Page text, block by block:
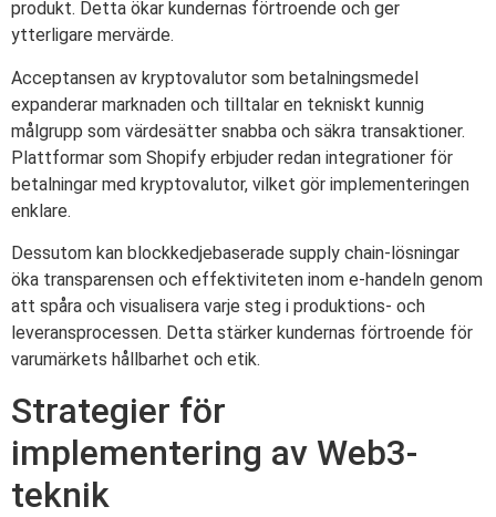
produkt. Detta ökar kundernas förtroende och ger
ytterligare mervärde.
Acceptansen av kryptovalutor som betalningsmedel
expanderar marknaden och tilltalar en tekniskt kunnig
målgrupp som värdesätter snabba och säkra transaktioner.
Plattformar som Shopify erbjuder redan integrationer för
betalningar med kryptovalutor, vilket gör implementeringen
enklare.
Dessutom kan blockkedjebaserade supply chain-lösningar
öka transparensen och effektiviteten inom e-handeln genom
att spåra och visualisera varje steg i produktions- och
leveransprocessen. Detta stärker kundernas förtroende för
varumärkets hållbarhet och etik.
Strategier för
implementering av Web3-
teknik